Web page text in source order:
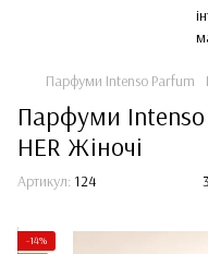
Парфуми Intenso Parfum
Парфуми Intenso
HER Жіночі
Артикул: 124
-14%